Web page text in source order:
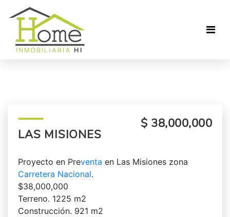
LAS MISIONES
$ 38,000,000
Proyecto en Preventa en Las Misiones zona
Carretera Nacional.
$38,000,000
Terreno. 1225 m2
Construcción. 921 m2